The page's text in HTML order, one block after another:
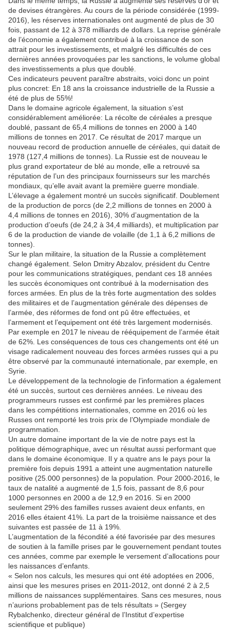
de devises étrangères. Au cours de la période considérée (1999-
2016), les réserves internationales ont augmenté de plus de 30
fois, passant de 12 à 378 milliards de dollars. La reprise générale
de l’économie a également contribué à la croissance de son
attrait pour les investissements, et malgré les difficultés de ces
dernières années provoquées par les sanctions, le volume global
des investissements a plus que doublé.
Ces indicateurs peuvent paraître abstraits, voici donc un point
plus concret: En 18 ans la croissance industrielle de la Russie a
été de plus de 55%!
Dans le domaine agricole également, la situation s’est
considérablement améliorée: La récolte de céréales a presque
doublé, passant de 65,4 millions de tonnes en 2000 à 140
millions de tonnes en 2017. Ce résultat de 2017 marque un
nouveau record de production annuelle de céréales, qui datait de
1978 (127,4 millions de tonnes). La Russie est de nouveau le
plus grand exportateur de blé au monde, elle a retrouvé sa
réputation de l’un des principaux fournisseurs sur les marchés
mondiaux, qu’elle avait avant la première guerre mondiale.
L’élevage a également montré un succès significatif. Doublement
de la production de porcs (de 2,2 millions de tonnes en 2000 à
4,4 millions de tonnes en 2016), 30% d’augmentation de la
production d’oeufs (de 24,2 à 34,4 milliards), et multiplication par
6 de la production de viande de volaille (de 1,1 à 6,2 millions de
tonnes).
Sur le plan militaire, la situation de la Russie a complètement
changé également. Selon Dmitry Abzalov, président du Centre
pour les communications stratégiques, pendant ces 18 années
les succès économiques ont contribué à la modernisation des
forces armées. En plus de la très forte augmentation des soldes
des militaires et de l’augmentation générale des dépenses de
l’armée, des réformes de fond ont pû être effectuées, et
l’armement et l’equipement ont été très largement modernisés.
Par exemple en 2017 le niveau de rééquipement de l’armée était
de 62%. Les conséquences de tous ces changements ont été un
visage radicalement nouveau des forces armées russes qui a pu
être observé par la communauté internationale, par exemple, en
Syrie.
Le développement de la technologie de l’information a également
été un succès, surtout ces dernières années. Le niveau des
programmeurs russes est confirmé par les premières places
dans les compétitions internationales, comme en 2016 où les
Russes ont remporté les trois prix de l’Olympiade mondiale de
programmation.
Un autre domaine important de la vie de notre pays est la
politique démographique, avec un résultat aussi performant que
dans le domaine économique. Il y a quatre ans le pays pour la
première fois depuis 1991 a atteint une augmentation naturelle
positive (25.000 personnes) de la population. Pour 2000-2016, le
taux de natalité a augmenté de 1,5 fois, passant de 8,6 pour
1000 personnes en 2000 a de 12,9 en 2016. Si en 2000
seulement 29% des familles russes avaient deux enfants, en
2016 elles étaient 41%. La part de la troisième naissance et des
suivantes est passée de 11 à 19%.
L’augmentation de la fécondité a été favorisée par des mesures
de soutien à la famille prises par le gouvernement pendant toutes
ces années, comme par exemple le versement d’allocations pour
les naissances d’enfants.
« Selon nos calculs, les mesures qui ont été adoptées en 2006,
ainsi que les mesures prises en 2011-2012, ont donné 2 à 2,5
millions de naissances supplémentaires. Sans ces mesures, nous
n’aurions probablement pas de tels résultats » (Sergey
Rybalchenko, directeur général de l’Institut d’expertise
scientifique et publique)